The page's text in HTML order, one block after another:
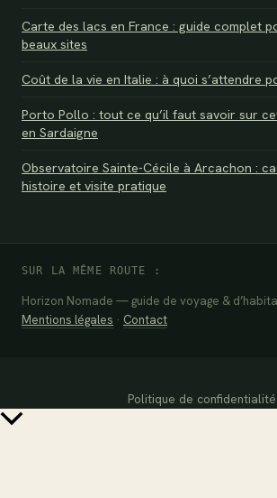
Carte des lacs en France : guide complet
beaux sites
Coût de la vie en Italie : à quoi s’attendre
Porto Pollo : tout ce qu’il faut savoir sur
en Sardaigne
Observatoire Sainte-Cécile à Arcachon :
histoire et visite pratique
SUR LA MÊME ROUTE :
Horizon Nomade — guide de voyage &
Mentions légales · Contact
Politique de confidentialité